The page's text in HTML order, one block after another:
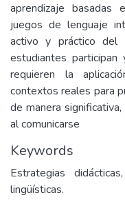
aprendizaje basadas
juegos de lenguaje
activo y práctico del
estudiantes
requieren la
contextos reales para
de manera
al comunicarse
Keywords
Estrategias
lingüísticas.